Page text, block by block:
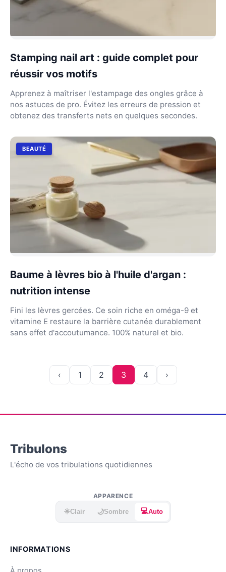
Stamping nail art : guide complet pour
réussir vos motifs
Apprenez à maîtriser l'estampage des ongles grâce à
nos astuces de pro. Évitez les erreurs de pression et
obtenez des transferts nets en quelques secondes.
BEAUTÉ
Baume à lèvres bio à l'huile d'argan :
nutrition intense
Fini les lèvres gercées. Ce soin riche en oméga-9 et
vitamine E restaure la barrière cutanée durablement
sans effet d'accoutumance. 100% naturel et bio.
‹ 1 2 3 4 ›
Tribulons
L'écho de vos tribulations quotidiennes
APPARENCE
☀️Clair 🌙Sombre 💻Auto
INFORMATIONS
À propos